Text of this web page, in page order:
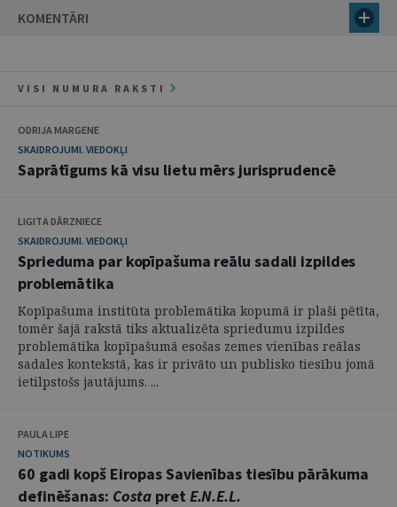
KOMENTĀRI
VISI NUMURA RAKSTI
ODRIJA MARGENE
SKAIDROJUMI. VIEDOKĻI
Saprātīgums kā visu lietu mērs jurisprudencē
LIGITA DĀRZNIECE
SKAIDROJUMI. VIEDOKĻI
Sprieduma par kopīpašuma reālu sadali izpildes
problemātika
Kopīpašuma institūta problemātika kopumā ir plaši pētīta,
tomēr šajā rakstā tiks aktualizēta spriedumu izpildes
problemātika kopīpašumā esošas zemes vienības reālas
sadales kontekstā, kas ir privāto un publisko tiesību jomā
ietilpstošs jautājums. ...
PAULA LIPE
NOTIKUMS
60 gadi kopš Eiropas Savienības tiesību pārākuma
definēšanas: Costa pret E.N.E.L.